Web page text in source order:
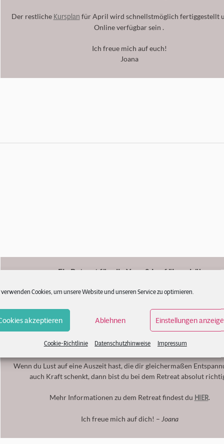
Cookies, um unsere Website und unseren Service zu optimieren.
akzeptieren Ablehnen Einstellungen
Cookie-Richtlinie Datenschutzhinweise Impressum
Der restliche Kursplan für April wird schnellstmöglich fertiggestellt
Online verfügbar sein .
Ich freue mich auf euch!
Joana
Ein Retreat für alle Yoga & Lauf "Levels"!
Bereits zum 7. Mal, „treffen“ wir uns in St.Peter-Ording und
gemeinsame Tage voller Leichtigkeit und Freude.
Wir machen Strala Yoga, morgens und abends, bei gutem Wetter
Rooftop und bei steifer Brise im Yogaraum. Wir drehen
Laufrunden um den Deich und zum Meer – und lassen es uns dabei
Wenn du Lust auf eine Auszeit hast, die dir gleichermaßen
auch Kraft schenkt, dann bist du bei dem Retreat absolut
Mehr Informationen zu dem Retreat findest du HIER.
Ich freue mich auf dich! – Joana